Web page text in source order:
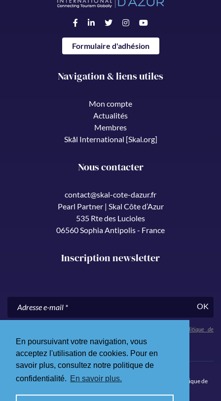
En poursuivant votre navigation, vous
acceptez l'utilisation de cookies. Pour en
savoir plus, consultez notre politique de
confidentialité. En savoir plus.
Formulaire d'adhésion
Navigation & liens utiles
Mon compte
Actualités
Membres
Skål International [Skal.org]
Nous contacter
contact@skal-cote-dazur.fr
Pearl Partner | Skal Côte d’Azur
535 Rte des Lucioles
06560 Sophia Antipolis - France
Inscription newsletter
OK
politique de
confidentialité
© 2026 Skål Côte d’Azur. Tous droits réservés.
Politique de